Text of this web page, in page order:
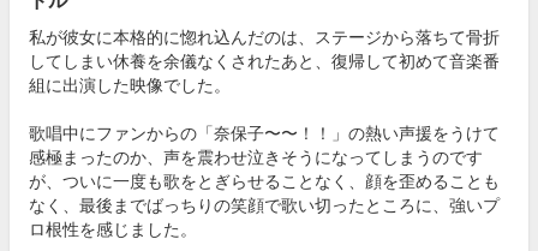
私が彼女に本格的に惚れ込んだのは、ステージから落ちて骨折
してしまい休養を余儀なくされたあと、復帰して初めて音楽番
組に出演した映像でした。
歌唱中にファンからの「奈保子〜〜！！」の熱い声援をうけて
感極まったのか、声を震わせ泣きそうになってしまうのです
が、ついに一度も歌をとぎらせることなく、顔を歪めることも
なく、最後までばっちりの笑顔で歌い切ったところに、強いプ
ロ根性を感じました。